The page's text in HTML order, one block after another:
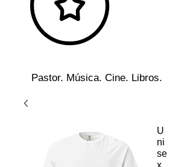
Pastor. Música. Cine. Libros.
U
ni
se
x